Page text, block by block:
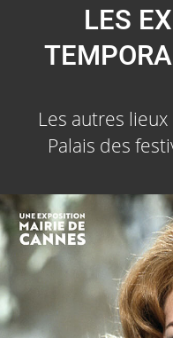
LES
Les autres
Palais des